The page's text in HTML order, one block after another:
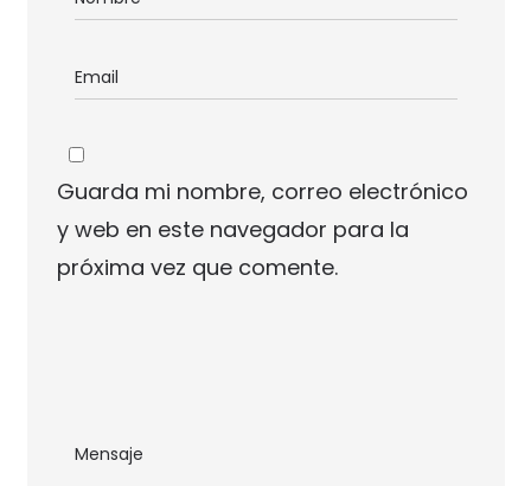
Guarda mi nombre, correo electrónico
y web en este navegador para la
próxima vez que comente.